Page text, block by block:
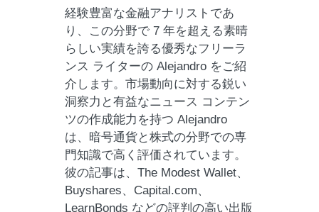
経験豊富な金融アナリストであ
り、この分野で 7 年を超える素晴
らしい実績を誇る優秀なフリーラ
ンス ライターの Alejandro をご紹
介します。市場動向に対する鋭い
洞察力と有益なニュース コンテン
ツの作成能力を持つ Alejandro
は、暗号通貨と株式の分野での専
門知識で高く評価されています。
彼の記事は、The Modest Wallet、
Buyshares、Capital.com、
LearnBonds などの評判の高い出版